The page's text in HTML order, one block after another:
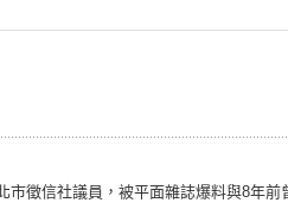
徵信社議員，被平面雜誌爆料與8年前